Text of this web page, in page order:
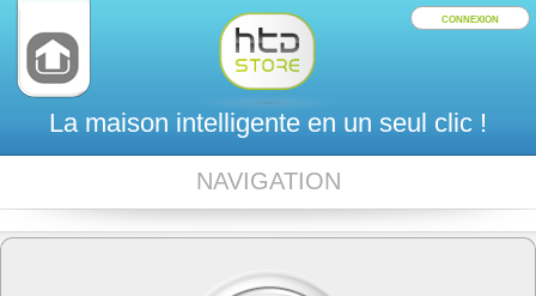
La maison intelligente en un seul clic !
CONNEXION
NAVIGATION